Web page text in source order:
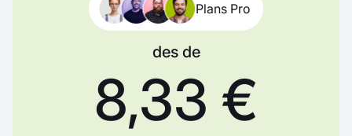
Plans Pro
des de
8,33 €